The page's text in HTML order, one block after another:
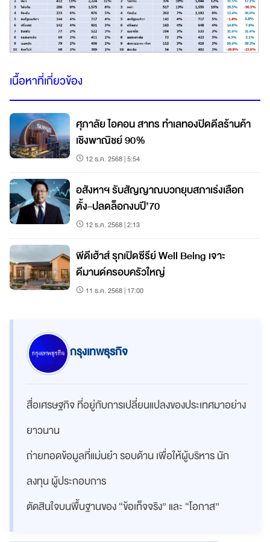
เนื้อหาที่เกี่ยวข้อง
ศุภาลัย ไอคอน สาทร ทำเลทองปิดดีลร้านค้า
เชิงพาณิชย์ 90%
12 ธ.ค. 2568 | 5:54
อสังหาฯ รับสัญญาณบวกยุบสภาเร่งเลือก
ตั้ง–ปลดล็อกงบปี’70
12 ธ.ค. 2568 | 2:13
พีดีเฮ้าส์ รุกเปิดซีรีย์ Well Being เจาะ
ดีมานด์ครอบครัวใหญ่
11 ธ.ค. 2568 | 17:00
กรุงเทพธุรกิจ
สื่อเศรษฐกิจ ที่อยู่กับการเปลี่ยนแปลงของประเทศมาอย่าง
ยาวนาน
ถ่ายทอดข้อมูลที่แม่นยำ รอบด้าน เพื่อให้ผู้บริหาร นัก
ลงทุน ผู้ประกอบการ
ตัดสินใจบนพื้นฐานของ “ข้อเท็จจริง” และ “โอกาส”